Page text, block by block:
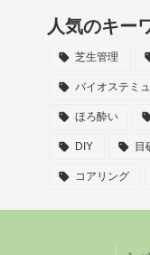
人気のキー
芝生管理
バイオステミ
ほろ酔い
DIY 目
コアリング